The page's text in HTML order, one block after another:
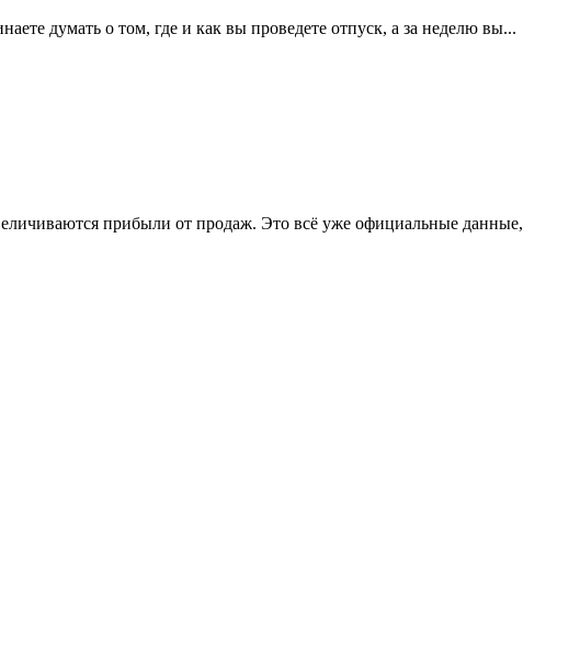
думать о том, где и как вы проведете отпуск, а за неделю вы...
прибыли от продаж. Это всё уже официальные данные,